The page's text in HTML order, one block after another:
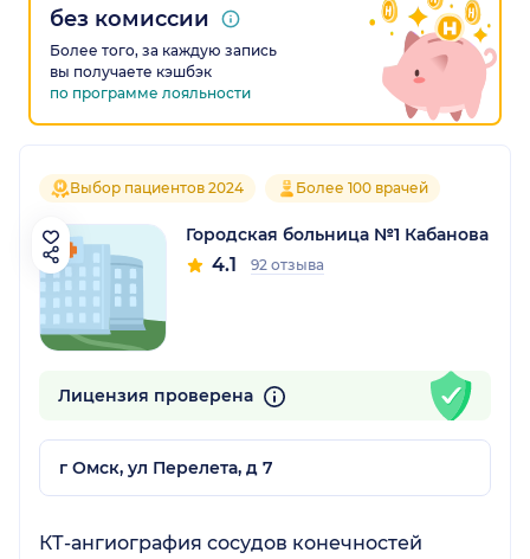
без комиссии
Более того, за каждую запись
вы получаете кэшбэк
по программе лояльности
Выбор пациентов 2024 Более 100 врачей
Городская больница №1 Кабанова
4.1 92 отзыва
Лицензия проверена
г Омск, ул Перелета, д 7
КТ-ангиография сосудов конечностей